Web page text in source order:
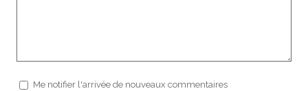
Me notifier l'arrivée de nouveaux commentaires